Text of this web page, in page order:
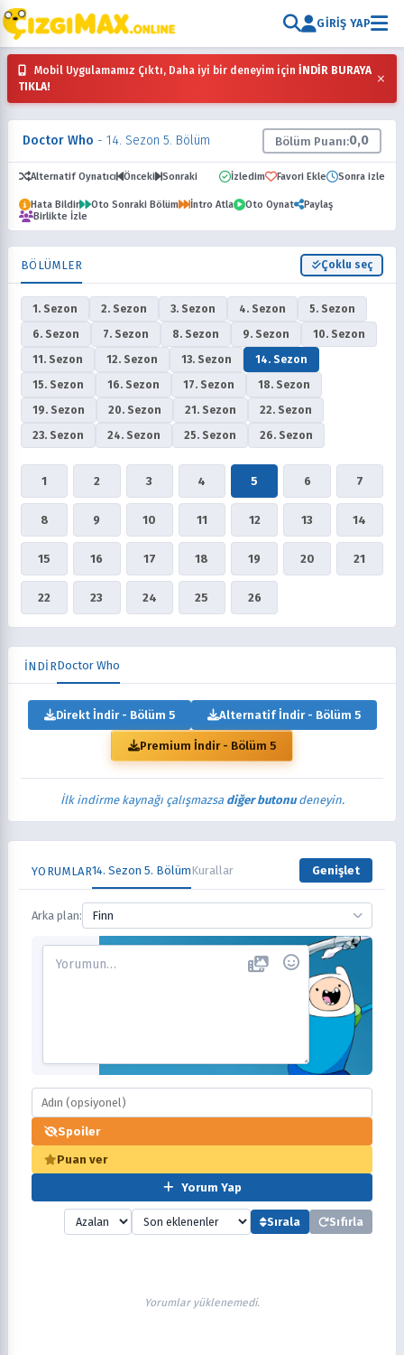
GIRIŞ YAP
Mobil Uygulamamız Çıktı, Daha iyi bir deneyim için İNDİR BURAYA
TIKLA!
×
Doctor Who - 14. Sezon 5. Bölüm Bölüm Puanı:0,0
Alternatif Oynatıcı Önceki Sonraki İzledim Favori Ekle Sonra izle
Hata Bildir Oto Sonraki Bölüm İntro Atla Oto Oynat
Paylaş
Birlikte İzle
BÖLÜMLER Çoklu seç
1. Sezon 2. Sezon 3. Sezon 4. Sezon
5. Sezon
6. Sezon
7. Sezon 8. Sezon 9. Sezon
10. Sezon
11. Sezon
12. Sezon 13. Sezon
14. Sezon
15. Sezon
16. Sezon 17. Sezon
18. Sezon
19. Sezon
20. Sezon 21. Sezon
22. Sezon
23. Sezon
24. Sezon 25. Sezon 26. Sezon
1 2 3 4 5 6 7
8 9 10 11 12 13 14
15 16 17 18 19 20 21
22 23 24 25 26
İNDİRDoctor Who
Direkt İndir - Bölüm 5 Alternatif İndir - Bölüm 5
Premium İndir - Bölüm 5
İlk indirme kaynağı çalışmazsa diğer butonudeneyin.
YORUMLAR14. Sezon 5. BölümKurallar Genişlet
Arka plan: Finn
Spoiler
Puan ver
Yorum Yap
Sırala Sıfırla
Yorumlar yüklenemedi.